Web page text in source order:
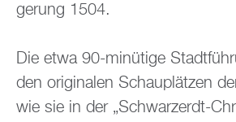
ge­rung 1504.
Die etwa 90-mi­nü­ti­ge
den ori­gi­na­len Schau­plät­zen
wie sie in der „Schwarz­erdt-